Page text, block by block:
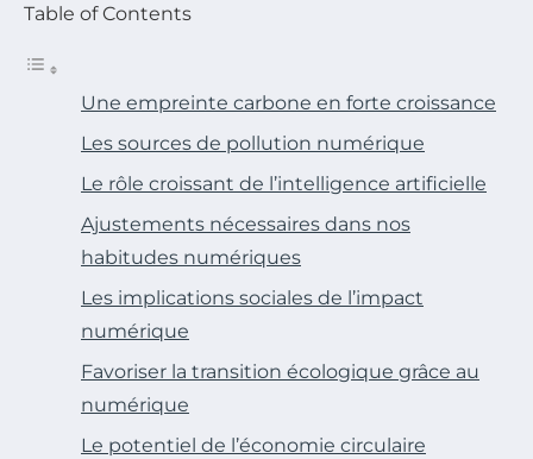
Table of Contents
Une empreinte carbone en forte croissance
Les sources de pollution numérique
Le rôle croissant de l’intelligence artificielle
Ajustements nécessaires dans nos
habitudes numériques
Les implications sociales de l’impact
numérique
Favoriser la transition écologique grâce au
numérique
Le potentiel de l’économie circulaire